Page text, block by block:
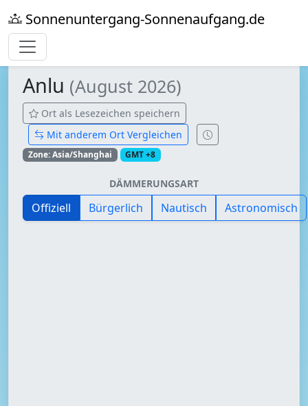
Sonnenuntergang-Sonnenaufgang.de
Anlu (August 2026)
Ort als Lesezeichen speichern
Mit anderem Ort Vergleichen
Zone: Asia/Shanghai GMT +8
DÄMMERUNGSART
Offiziell Bürgerlich Nautisch Astronomisch